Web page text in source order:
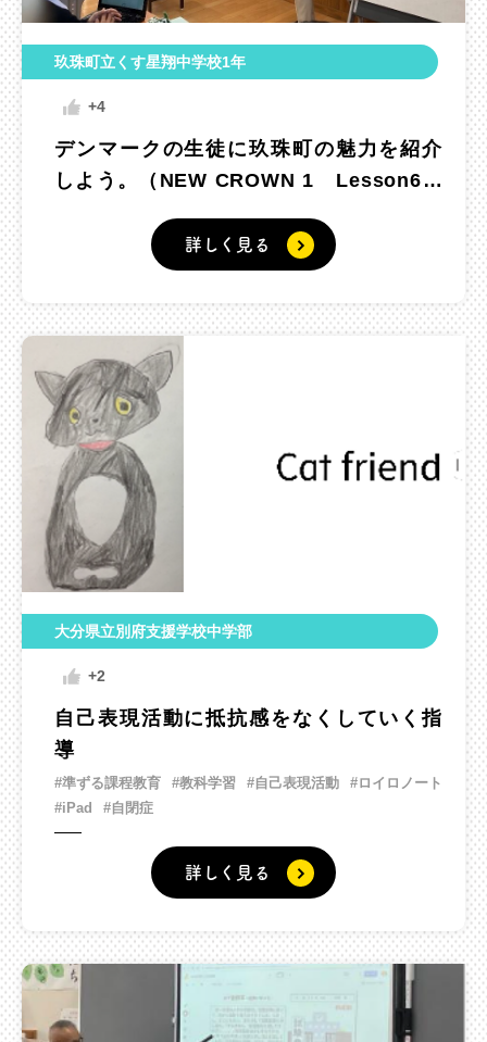
玖珠町立くす星翔中学校1年
+4
デンマークの生徒に玖珠町の魅力を紹介
しよう。（NEW CROWN 1 Lesson6
詳しく見る
大分県立別府支援学校中学部
+2
自己表現活動に抵抗感をなくしていく指
導
#準ずる課程教育 #教科学習 #自己表現活動
#ロイロノート
#iPad
#自閉症
詳しく見る